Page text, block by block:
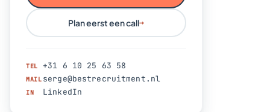
Plan eerst een call→
TEL +31 6 10 25 63 58
MAIL serge@bestrecruitment.nl
IN LinkedIn